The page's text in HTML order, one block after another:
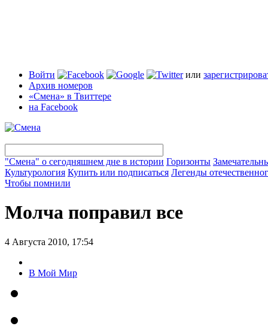
Войти или
Архив номеров
«Смена» в Твиттере
на Facebook
"Смена" о сегодняшнем дне в истории Горизонты
Культурология Купить или подписаться Легенды
Чтобы помнили
Молча поправил все
4 Августа 2010, 17:54
В Мой Мир